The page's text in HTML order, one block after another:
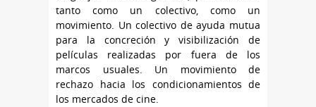
tanto como un colectivo, como un
movimiento. Un colectivo de ayuda mutua
para la concreción y visibilización de
películas realizadas por fuera de los
marcos usuales. Un movimiento de
rechazo hacia los condicionamientos de
los mercados de cine.